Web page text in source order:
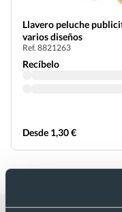
Llavero peluche
varios diseños
Ref. 8821263
Recíbelo
Desde 1,30 €